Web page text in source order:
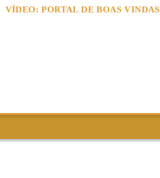
VÍDEO: PORTAL DE BOAS VINDAS